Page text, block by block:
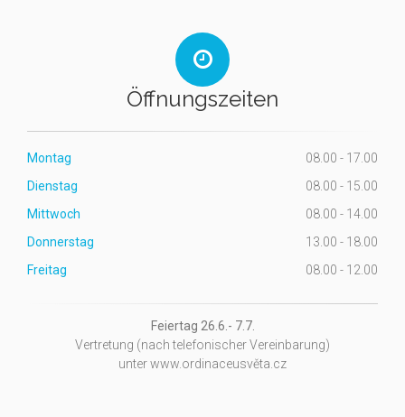
Öffnungszeiten
Montag
08.00 - 17.00
Dienstag
08.00 - 15.00
Mittwoch
08.00 - 14.00
Donnerstag
13.00 - 18.00
Freitag
08.00 - 12.00
Feiertag 26.6.- 7.7.
Vertretung (nach telefonischer Vereinbarung)
unter www.ordinaceusvěta.cz